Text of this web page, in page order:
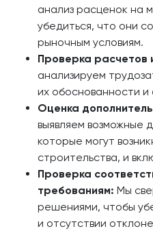
анализ расценок на
убедиться, что они
рыночным условиям.
Проверка расчетов
анализируем
их обоснованности и
Оценка
выявляем возможные
которые могут
строительства, и
Проверка
требованиям: Мы
решениями, чтобы
и отсутствии